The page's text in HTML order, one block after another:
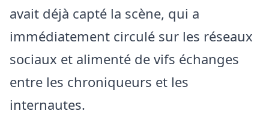
avait déjà capté la scène, qui a
immédiatement circulé sur les réseaux
sociaux et alimenté de vifs échanges
entre les chroniqueurs et les
internautes.